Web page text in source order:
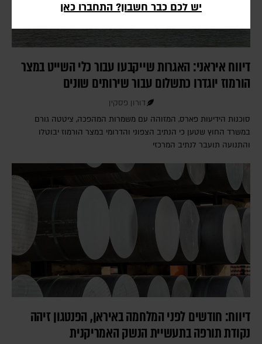
יש לכם כבר חשבון? התחברו כאן
דיווח איראני: האגרות שייקבעו עבור כלי השייט במצר
הורמוז יוגדרו כתשלום עבור שירותים שונים
דורון פסקין
סוכנות הידיעות פארס, המזוהה עם משמרות המהפכה, ציטטה גורם
במשרד החוץ שטען כי הנתיב הצפוני והדרומי במצר הורמוז יבוטלו
והתנועה תועבר לנתיב המרכזי
דיווח: חודשים לפני המלחמה באיראן, הפנטגון זיהה
נקודת תורפה בתעשיית הנשק האמריקנית